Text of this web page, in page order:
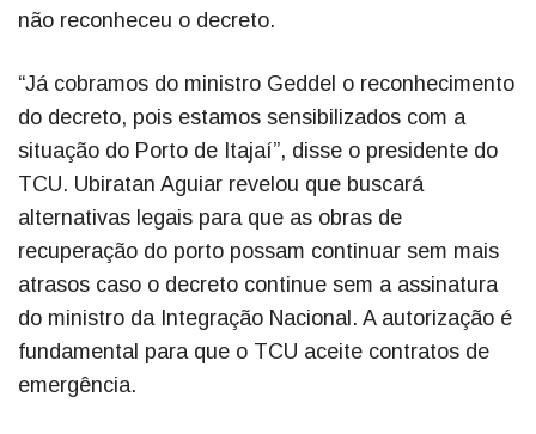
não reconheceu o decreto.
“Já cobramos do ministro Geddel o reconhecimento
do decreto, pois estamos sensibilizados com a
situação do Porto de Itajaí”, disse o presidente do
TCU. Ubiratan Aguiar revelou que buscará
alternativas legais para que as obras de
recuperação do porto possam continuar sem mais
atrasos caso o decreto continue sem a assinatura
do ministro da Integração Nacional. A autorização é
fundamental para que o TCU aceite contratos de
emergência.